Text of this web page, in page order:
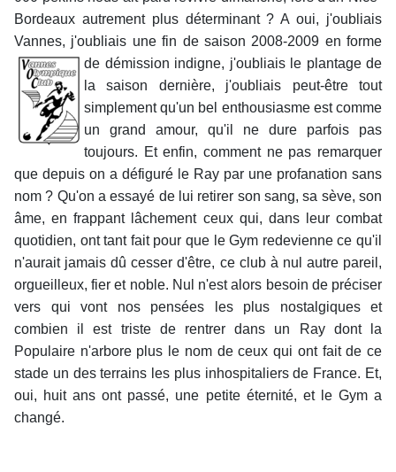
Bordeaux autrement plus déterminant ? A oui, j'oubliais
Vannes, j'oubliais une fin de saison 2008-2009 en forme
de démission indigne, j'oubliais le plantage de
la saison dernière, j'oubliais peut-être tout
simplement qu'un bel enthousiasme est comme
un grand amour, qu'il ne dure parfois pas
toujours. Et enfin, comment ne pas remarquer
que depuis on a défiguré le Ray par une profanation sans
nom ? Qu'on a essayé de lui retirer son sang, sa sève, son
âme, en frappant lâchement ceux qui, dans leur combat
quotidien, ont tant fait pour que le Gym redevienne ce qu'il
n'aurait jamais dû cesser d'être, ce club à nul autre pareil,
orgueilleux, fier et noble. Nul n'est alors besoin de préciser
vers qui vont nos pensées les plus nostalgiques et
combien il est triste de rentrer dans un Ray dont la
Populaire n'arbore plus le nom de ceux qui ont fait de ce
stade un des terrains les plus inhospitaliers de France. Et,
oui, huit ans ont passé, une petite éternité, et le Gym a
changé.